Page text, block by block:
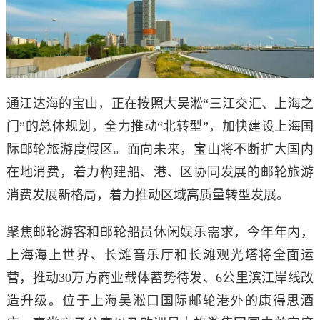
通江达海的宝山，正在按照大吴淞“三江交汇、上海之
门”的总体规划，全力推动“北转型”，加快建设上海国
际邮轮旅游度假区。面向未来，宝山将不断扩大国内
在地消费，着力构建船、港、区协同发展的邮轮旅游
消费发展新格局，着力推动区域高质量转型发展。
聚焦邮轮游客和邮轮船员休闲娱乐需求，今年年内，
上海海上世界、长滩音乐厅和长滩观光塔将全面运
营，推动30万方商业载体蓄势待发、6公里滨江岸线改
造升级。位于上海吴淞口国际邮轮港外的康得思酒